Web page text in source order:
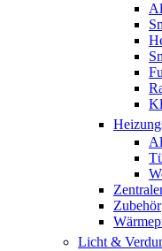
Zubehör
Licht &